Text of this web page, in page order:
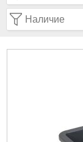
Наличие